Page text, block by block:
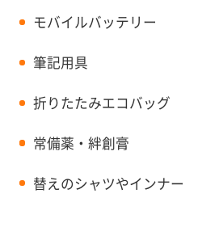
モバイルバッテリー
筆記用具
折りたたみエコバッグ
常備薬・絆創膏
替えのシャツやインナー